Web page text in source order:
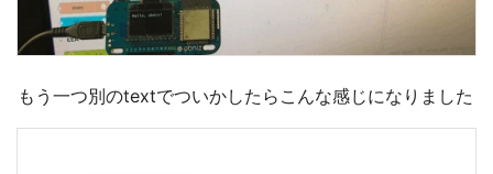
もう一つ別のtextでついかしたらこんな感じになりました